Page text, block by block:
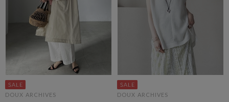
DOUX ARCHIVES DOUX ARCHIVES